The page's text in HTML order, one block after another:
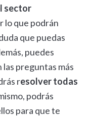
sector
lo que podrán
que puedas
puedes
preguntas más
resolver todas
podrás
para que te